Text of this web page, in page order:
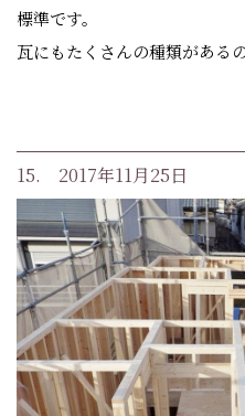
標準です。
瓦にもたくさんの種類がある
15. 2017年11月25日